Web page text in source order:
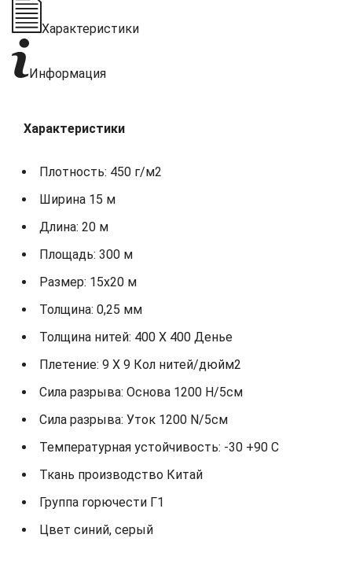
Характеристики
Информация
Характеристики
Плотность: 450 г/м2
Ширина 15 м
Длина: 20 м
Площадь: 300 м
Размер: 15x20 м
Толщина: 0,25 мм
Толщина нитей: 400 X 400 Денье
Плетение: 9 X 9 Кол нитей/дюйм2
Сила разрыва: Основа 1200 Н/5см
Сила разрыва: Уток 1200 N/5см
Температурная устойчивость: -30 +90 С
Ткань производство Китай
Группа горючести Г1
Цвет синий, серый